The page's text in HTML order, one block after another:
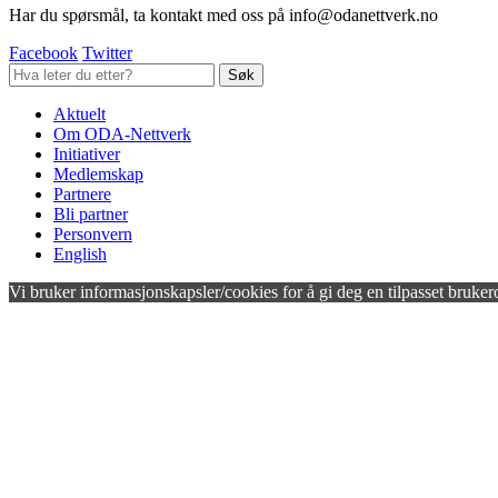
Har du spørsmål, ta kontakt med oss på info@odanettverk.no
Facebook Twitter
Aktuelt
Om ODA-Nettverk
Initiativer
Medlemskap
Partnere
Bli partner
Personvern
English
Vi bruker informasjonskapsler/cookies for å gi deg en tilpasset